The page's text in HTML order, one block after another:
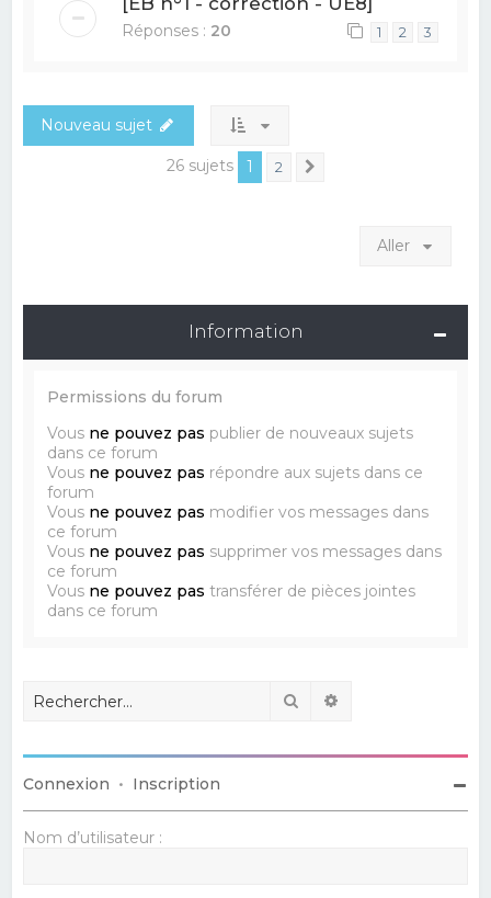
Réponses : 20 1 2 3
Nouveau sujet
26 sujets 1 2
Aller
Information
Permissions du forum
Vous ne pouvez pas publier de nouveaux sujets
dans ce forum
Vous ne pouvez pas répondre aux sujets dans ce
forum
Vous ne pouvez pas modifier vos messages dans
ce forum
Vous ne pouvez pas supprimer vos messages dans
ce forum
Vous ne pouvez pas transférer de pièces jointes
dans ce forum
Rechercher
Connexion • Inscription
Nom d’utilisateur :